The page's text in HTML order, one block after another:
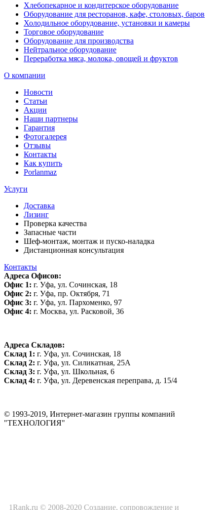
Хлебопекарное и кондитерское оборудование
Оборудование для ресторанов, кафе, столовых, баров
Холодильное оборудование, установки и камеры
Торговое оборудование
Оборудование для производства
Нейтральное оборудование
Переработка мяса, молока, овощей и фруктов
О компании
Новости
Статьи
Акции
Наши партнеры
Гарантия
Фотогалерея
Отзывы
Контакты
Как купить
Porlanmaz
Услуги
Доставка
Лизинг
Проверка качества
Запасные части
Шеф-монтаж, монтаж и пуско-наладка
Дистанционная консультация
Контакты
Адреса Офисов:
Офис 1: г. Уфа, ул. Сочинская, 18
Офис 2: г. Уфа, пр. Октября, 71
Офис 3: г. Уфа, ул. Пархоменко, 97
Офис 4: г. Москва, ул. Расковой, 36
Адреса Складов:
Склад 1: г. Уфа, ул. Сочинская, 18
Склад 2: г. Уфа, ул. Силикатная, 25А
Склад 3: г. Уфа, ул. Школьная, 6
Склад 4: г. Уфа, ул. Деревенская переправа, д. 15/4
© 1993-2019, Интернет-магазин группы компаний
"ТЕХНОЛОГИЯ"
1Rank.ru © 2008-2020 Создание, сопровождение и